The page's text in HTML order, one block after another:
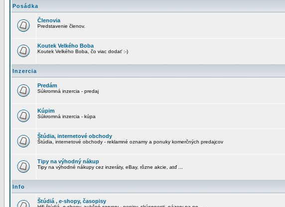
Posádka
Členovia
Predstavenie členov.
Koutek Velkého Boba
Koutek Velkého Boba, čo viac dodať :-)
Inzercia
Predám
Súkromná inzercia - predaj
Kúpim
Súkromná inzercia - kúpa
Štúdia, internetové obchody
Štúdia, internetové obchody - reklamné oznamy a ponuky komerčných predajcov
Tipy na výhodný nákup
Tipy na výhodné nákupy cez inzeráty, eBay, rôzne akcie, atď ...
Info
Štúdiá , e-shopy, časopisy